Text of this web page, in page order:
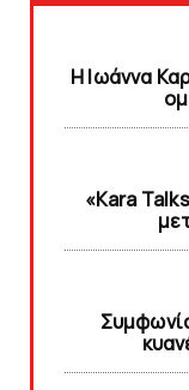
Η Ιωάννα
«Kara